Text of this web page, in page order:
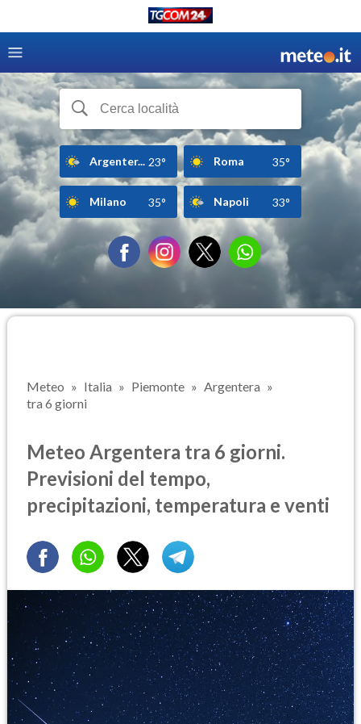
Argenter... 23° Roma 35°
Milano 35° Napoli 33°
Meteo Italia Piemonte
Argentera
tra 6 giorni
Meteo Argentera tra 6 giorni.
Previsioni del tempo,
precipitazioni, temperatura e venti